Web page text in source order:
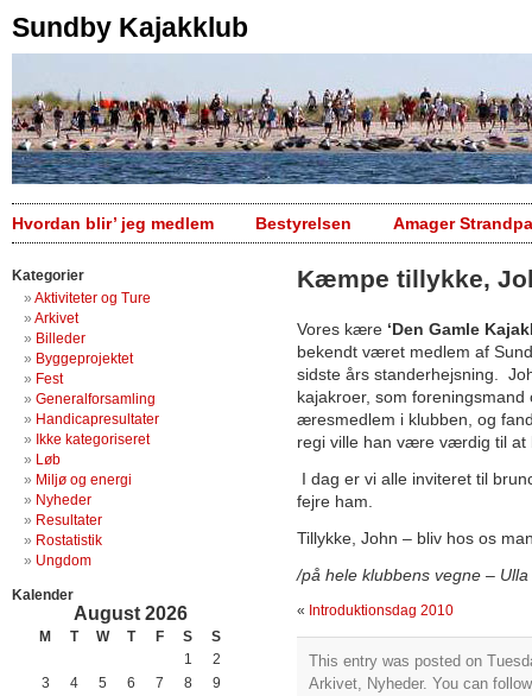
Sundby Kajakklub
Hvordan blir’ jeg medlem Bestyrelsen Amager
Kategorier
Aktiviteter og Ture
Arkivet
Billeder
Byggeprojektet
Fest
Generalforsamling
Handicapresultater
Ikke kategoriseret
Løb
Miljø og energi
Nyheder
Resultater
Rostatistik
Ungdom
Kalender
August 2026
M T W T F S S
1
2
3
4 5 6 7 8
9
Kæmpe tillykke,
Vores kære ‘Den Gamle
bekendt været medlem af
sidste års standerhejsning.
kajakroer, som
æresmedlem i klubben, og
regi ville han være værdig til
I dag er vi alle inviteret til
fejre ham.
Tillykke, John – bliv hos os
/på hele klubbens vegne – Ulla
« Introduktionsdag 2010
This entry was posted on
Arkivet, Nyheder. You can